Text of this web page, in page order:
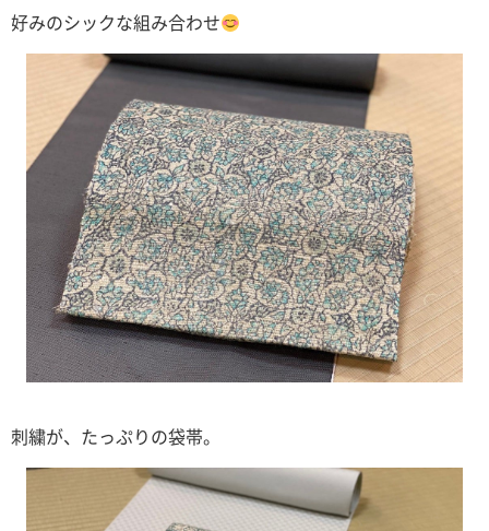
好みのシックな組み合わせ
刺繍が、たっぷりの袋帯。